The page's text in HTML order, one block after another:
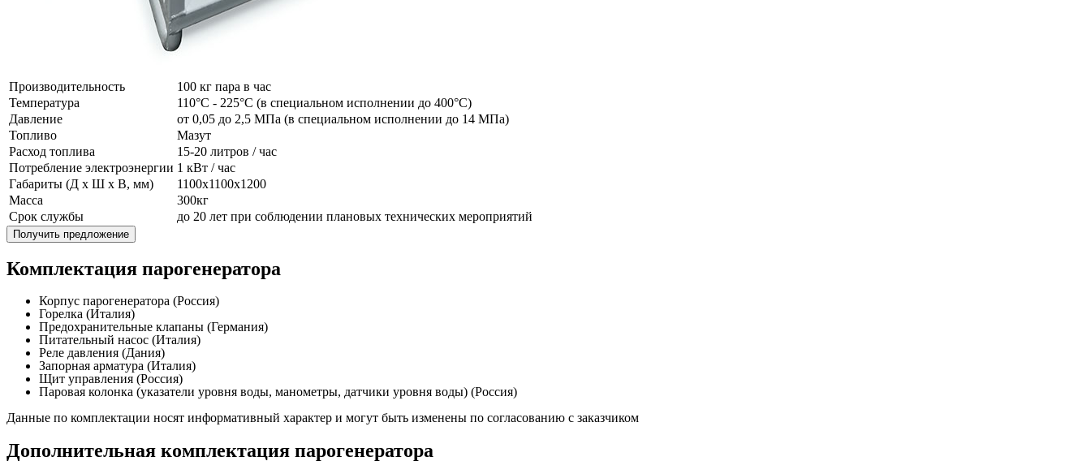
Производительность
100 кг пара в час
Температура
110°C - 225°C (в специальном исполнении до 400°C)
Давление
от 0,05 до 2,5 МПа (в специальном исполнении до 14 МПа)
Топливо
Мазут
Расход топлива
15-20 литров / час
Потребление электроэнергии 1 кВт / час
Габариты (Д x Ш x В, мм)
1100x1100x1200
Масса
300кг
Срок службы
до 20 лет при соблюдении плановых технических мероприятий
Получить предложение
Комплектация парогенератора
Корпус парогенератора (Россия)
Горелка (Италия)
Предохранительные клапаны (Германия)
Питательный насос (Италия)
Реле давления (Дания)
Запорная арматура (Италия)
Щит управления (Россия)
Паровая колонка (указатели уровня воды, манометры, датчики уровня воды) (Россия)
Данные по комплектации носят информативный характер и могут быть изменены по согласованию с заказчиком
Дополнительная комплектация парогенератора